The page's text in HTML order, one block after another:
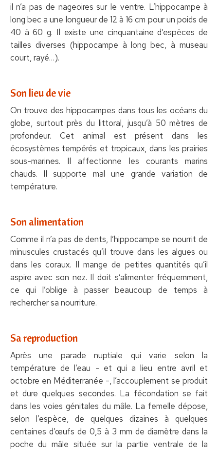
il n’a pas de nageoires sur le ventre. L’hippocampe à
long bec a une longueur de 12 à 16 cm pour un poids de
40 à 60 g. Il existe une cinquantaine d’espèces de
tailles diverses (hippocampe à long bec, à museau
court, rayé…).
Son lieu de vie
On trouve des hippocampes dans tous les océans du
globe, surtout près du littoral, jusqu’à 50 mètres de
profondeur. Cet animal est présent dans les
écosystèmes tempérés et tropicaux, dans les prairies
sous-marines. Il affectionne les courants marins
chauds. Il supporte mal une grande variation de
température.
Son alimentation
Comme il n’a pas de dents, l’hippocampe se nourrit de
minuscules crustacés qu’il trouve dans les algues ou
dans les coraux. Il mange de petites quantités qu’il
aspire avec son nez. Il doit s’alimenter fréquemment,
ce qui l’oblige à passer beaucoup de temps à
rechercher sa nourriture.
Sa reproduction
Après une parade nuptiale qui varie selon la
température de l’eau - et qui a lieu entre avril et
octobre en Méditerranée -, l’accouplement se produit
et dure quelques secondes. La fécondation se fait
dans les voies génitales du mâle. La femelle dépose,
selon l’espèce, de quelques dizaines à quelques
centaines d’œufs de 0,5 à 3 mm de diamètre dans la
poche du mâle située sur la partie ventrale de la